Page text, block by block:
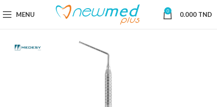
MENU 0 0.000 TND